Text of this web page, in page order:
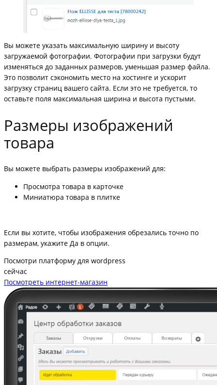
Вы можете указать максимальную ширину и высоту
загружаемой фотографии. Фотографии при загрузки будут
изменяться до заданных размеров, уменьшая размер файла.
Это позволит сэкономить место на хостинге и ускорит
загрузку страниц вашего сайта. Если это не требуется, то
оставьте поля максимальная ширина и высота пустыми.
Размеры изображений
товара
Вы можете выбрать размеры изображений для:
Просмотра товара в карточке
Миниатюра товара в плитке
Если вы хотите, чтобы изображения обрезались точно по
размерам, укажите Да в опции.
Посмотри платформу для wordpress
сейчас
Посмотреть интернет-магазин